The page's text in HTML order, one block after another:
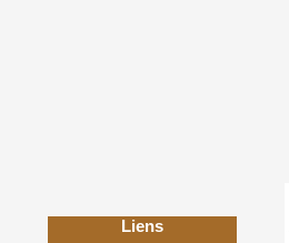
Liens